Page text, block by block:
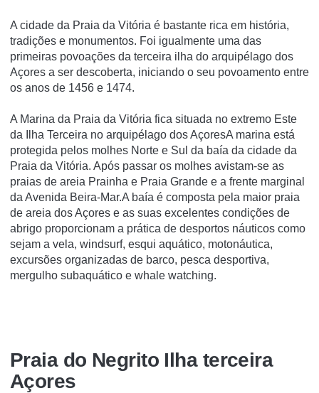
A cidade da Praia da Vitória é bastante rica em história,
tradições e monumentos. Foi igualmente uma das
primeiras povoações da terceira ilha do arquipélago dos
Açores a ser descoberta, iniciando o seu povoamento entre
os anos de 1456 e 1474.
A Marina da Praia da Vitória fica situada no extremo Este
da Ilha Terceira no arquipélago dos AçoresA marina está
protegida pelos molhes Norte e Sul da baía da cidade da
Praia da Vitória. Após passar os molhes avistam-se as
praias de areia Prainha e Praia Grande e a frente marginal
da Avenida Beira-Mar.A baía é composta pela maior praia
de areia dos Açores e as suas excelentes condições de
abrigo proporcionam a prática de desportos náuticos como
sejam a vela, windsurf, esqui aquático, motonáutica,
excursões organizadas de barco, pesca desportiva,
mergulho subaquático e whale watching.
Praia do Negrito Ilha terceira
Açores